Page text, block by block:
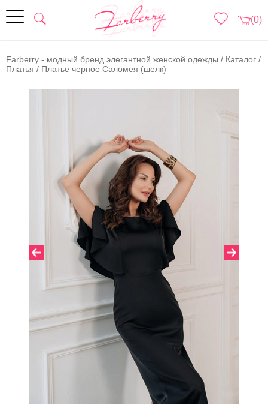
(0)
Farberry - модный бренд элегантной женской одежды / Каталог /
Платья / Платье черное Саломея (шелк)